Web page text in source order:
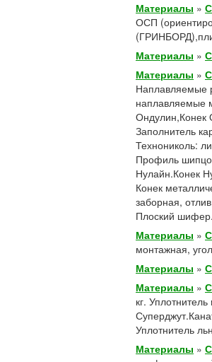
Материалы »
ОСП
Материалы »
Материалы »
Наплавляемые
наплавляемые
Ондулин,Конек
Заполнитель
Технониколь:
Профиль
Нулайн.Конек
Конек
заборная,
Плоский
Материалы »
монтажная,
Материалы »
Материалы »
кг.
Уплотнитель
Материалы »